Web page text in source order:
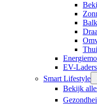
EV-Laders
Smart Lifestyle
Bekijk